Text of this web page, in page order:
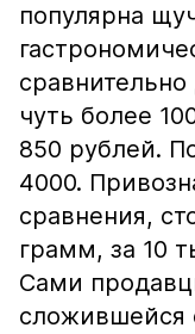
популярна
чуть более
850 рублей.
4000.
сравнения,
грамм, за 10
Сами
сложившейся